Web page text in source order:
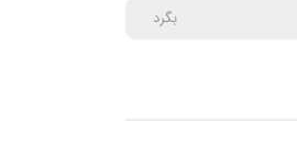
بگرد